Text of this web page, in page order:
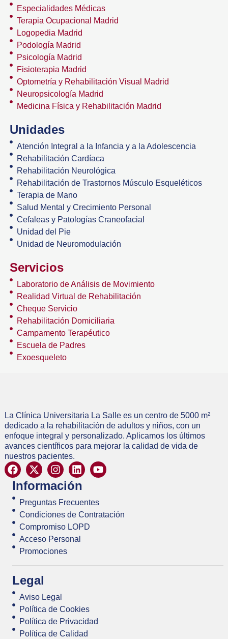
Especialidades Médicas
Terapia Ocupacional Madrid
Logopedia Madrid
Podología Madrid
Psicología Madrid
Fisioterapia Madrid
Optometría y Rehabilitación Visual Madrid
Neuropsicología Madrid
Medicina Física y Rehabilitación Madrid
Unidades
Atención Integral a la Infancia y a la Adolescencia
Rehabilitación Cardíaca
Rehabilitación Neurológica
Rehabilitación de Trastornos Músculo Esqueléticos
Terapia de Mano
Salud Mental y Crecimiento Personal
Cefaleas y Patologías Craneofacial
Unidad del Pie
Unidad de Neuromodulación
Servicios
Laboratorio de Análisis de Movimiento
Realidad Virtual de Rehabilitación
Cheque Servicio
Rehabilitación Domiciliaria
Campamento Terapéutico
Escuela de Padres
Exoesqueleto
La Clínica Universitaria La Salle es un centro de 5000 m²
dedicado a la rehabilitación de adultos y niños, con un
enfoque integral y personalizado. Aplicamos los últimos
avances científicos para mejorar la calidad de vida de
nuestros pacientes.
Información
Preguntas Frecuentes
Condiciones de Contratación
Compromiso LOPD
Acceso Personal
Promociones
Legal
Aviso Legal
Política de Cookies
Política de Privacidad
Política de Calidad